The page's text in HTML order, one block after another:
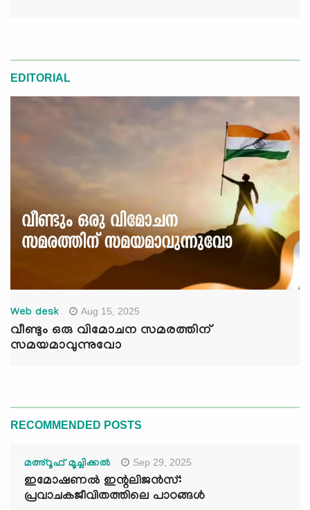
EDITORIAL
Web desk Aug 15, 2025
വീണ്ടും ഒരു വിമോചന സമരത്തിന്
സമയമാവുന്നുവോ
RECOMMENDED POSTS
മഅ്റൂഫ് മൂച്ചിക്കല്‍ Sep 29, 2025
ഇമോഷണൽ ഇന്റലിജൻസ്:
പ്രവാചകജീവിതത്തിലെ പാഠങ്ങൾ